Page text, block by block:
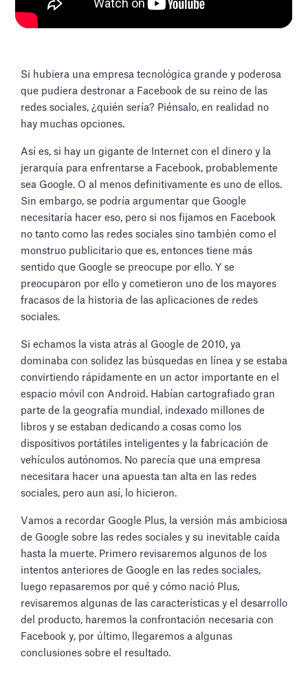
Si hubiera una empresa tecnológica grande y poderosa
que pudiera destronar a Facebook de su reino de las
redes sociales, ¿quién sería? Piénsalo, en realidad no
hay muchas opciones.
Así es, si hay un gigante de Internet con el dinero y la
jerarquía para enfrentarse a Facebook, probablemente
sea Google. O al menos definitivamente es uno de ellos.
Sin embargo, se podría argumentar que Google
necesitaría hacer eso, pero si nos fijamos en Facebook
no tanto como las redes sociales sino también como el
monstruo publicitario que es, entonces tiene más
sentido que Google se preocupe por ello. Y se
preocuparon por ello y cometieron uno de los mayores
fracasos de la historia de las aplicaciones de redes
sociales.
Si echamos la vista atrás al Google de 2010, ya
dominaba con solidez las búsquedas en línea y se estaba
convirtiendo rápidamente en un actor importante en el
espacio móvil con Android. Habían cartografiado gran
parte de la geografía mundial, indexado millones de
libros y se estaban dedicando a cosas como los
dispositivos portátiles inteligentes y la fabricación de
vehículos autónomos. No parecía que una empresa
necesitara hacer una apuesta tan alta en las redes
sociales, pero aun así, lo hicieron.
Vamos a recordar Google Plus, la versión más ambiciosa
de Google sobre las redes sociales y su inevitable caída
hasta la muerte. Primero revisaremos algunos de los
intentos anteriores de Google en las redes sociales,
luego repasaremos por qué y cómo nació Plus,
revisaremos algunas de las características y el desarrollo
del producto, haremos la confrontación necesaria con
Facebook y, por último, llegaremos a algunas
conclusiones sobre el resultado.